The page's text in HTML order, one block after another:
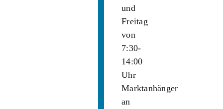
und
Freitag
von
7:30-
14:00
Uhr
Marktanhänger
an